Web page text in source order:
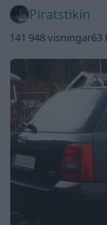
Piratstikin
141 948 visningar63